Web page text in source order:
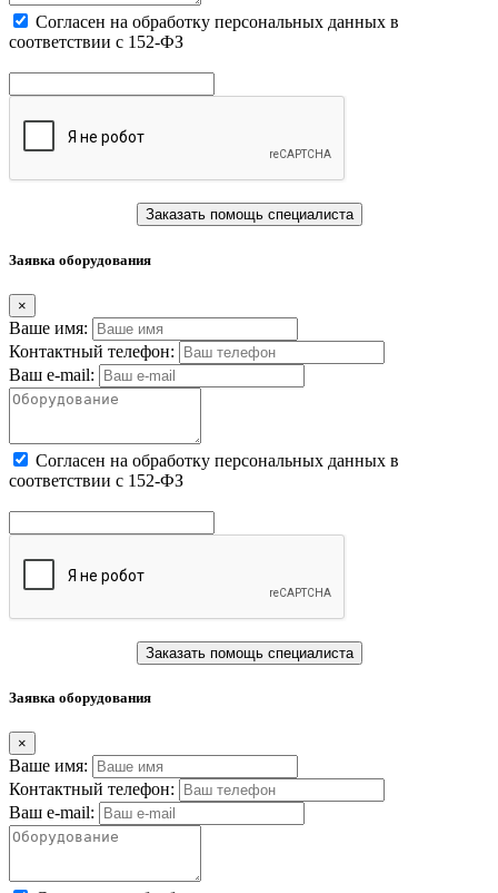
Cогласен на обработку персональных данных в
соответствии с 152-ФЗ
Заказать помощь специалиста
Заявка оборудования
×
Ваше имя:
Контактный телефон:
Ваш e-mail:
Cогласен на обработку персональных данных в
соответствии с 152-ФЗ
Заказать помощь специалиста
Заявка оборудования
×
Ваше имя:
Контактный телефон:
Ваш e-mail: